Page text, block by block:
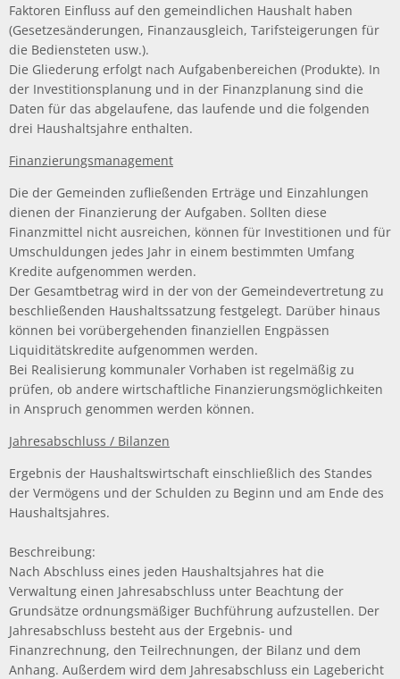
Faktoren Einfluss auf den gemeindlichen Haushalt haben
(Gesetzesänderungen, Finanzausgleich, Tarifsteigerungen für
die Bediensteten usw.).
Die Gliederung erfolgt nach Aufgabenbereichen (Produkte). In
der Investitionsplanung und in der Finanzplanung sind die
Daten für das abgelaufene, das laufende und die folgenden
drei Haushaltsjahre enthalten.
Finanzierungsmanagement
Die der Gemeinden zufließenden Erträge und Einzahlungen
dienen der Finanzierung der Aufgaben. Sollten diese
Finanzmittel nicht ausreichen, können für Investitionen und für
Umschuldungen jedes Jahr in einem bestimmten Umfang
Kredite aufgenommen werden.
Der Gesamtbetrag wird in der von der Gemeindevertretung zu
beschließenden Haushaltssatzung festgelegt. Darüber hinaus
können bei vorübergehenden finanziellen Engpässen
Liquiditätskredite aufgenommen werden.
Bei Realisierung kommunaler Vorhaben ist regelmäßig zu
prüfen, ob andere wirtschaftliche Finanzierungsmöglichkeiten
in Anspruch genommen werden können.
Jahresabschluss / Bilanzen
Ergebnis der Haushaltswirtschaft einschließlich des Standes
der Vermögens und der Schulden zu Beginn und am Ende des
Haushaltsjahres.
Beschreibung:
Nach Abschluss eines jeden Haushaltsjahres hat die
Verwaltung einen Jahresabschluss unter Beachtung der
Grundsätze ordnungsmäßiger Buchführung aufzustellen. Der
Jahresabschluss besteht aus der Ergebnis- und
Finanzrechnung, den Teilrechnungen, der Bilanz und dem
Anhang. Außerdem wird dem Jahresabschluss ein Lagebericht